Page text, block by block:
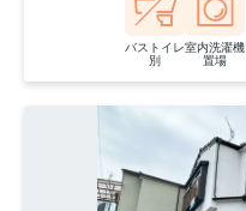
バストイレ
別
室内洗濯機
置場